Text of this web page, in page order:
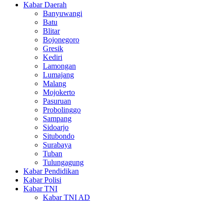
Kabar Daerah
Banyuwangi
Batu
Blitar
Bojonegoro
Gresik
Kediri
Lamongan
Lumajang
Malang
Mojokerto
Pasuruan
Probolinggo
Sampang
Sidoarjo
Situbondo
Surabaya
Tuban
Tulungagung
Kabar Pendidikan
Kabar Polisi
Kabar TNI
Kabar TNI AD